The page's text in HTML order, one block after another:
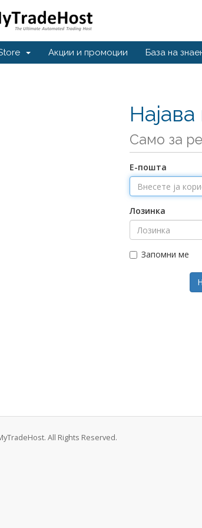
Акции и промоции База на
Само за
Е-пошта
Лозинка
Запомни ме
All Rights Reserved.